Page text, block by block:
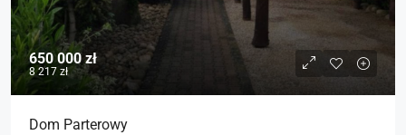
650 000 zł
8 217 zł
Dom Parterowy